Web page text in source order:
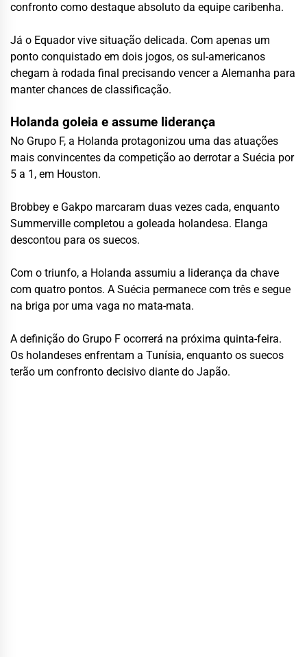
confronto como destaque absoluto da equipe caribenha.
Já o Equador vive situação delicada. Com apenas um
ponto conquistado em dois jogos, os sul-americanos
chegam à rodada final precisando vencer a Alemanha para
manter chances de classificação.
Holanda goleia e assume liderança
No Grupo F, a Holanda protagonizou uma das atuações
mais convincentes da competição ao derrotar a Suécia por
5 a 1, em Houston.
Brobbey e Gakpo marcaram duas vezes cada, enquanto
Summerville completou a goleada holandesa. Elanga
descontou para os suecos.
Com o triunfo, a Holanda assumiu a liderança da chave
com quatro pontos. A Suécia permanece com três e segue
na briga por uma vaga no mata-mata.
A definição do Grupo F ocorrerá na próxima quinta-feira.
Os holandeses enfrentam a Tunísia, enquanto os suecos
terão um confronto decisivo diante do Japão.